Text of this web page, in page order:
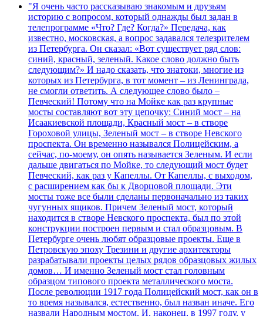
"Я очень часто рассказываю знакомым и друзьям
историю с вопросом, который однажды был задан в
телепрограмме «Что? Где? Когда?» Передача, как
известно, московская, а вопрос задавался телезрителем
из Петербурга. Он сказал: «Вот существует ряд слов:
синий, красный, зеленый. Какое слово должно быть
следующим?» И надо сказать, что знатоки, многие из
которых из Петербурга, в тот момент – из Ленинграда,
не смогли ответить. А следующее слово было –
Певческий! Потому что на Мойке как раз крупные
мосты составляют вот эту цепочку: Синий мост – на
Исаакиевской площади, Красный мост – в створе
Гороховой улицы, Зеленый мост – в створе Невского
проспекта. Он временно назывался Полицейским, а
сейчас, по-моему, он опять называется Зеленым. И если
дальше двигаться по Мойке, то следующий мост будет
Певческий, как раз у Капеллы. От Капеллы, с выходом,
с расширением как бы к Дворцовой площади. Эти
мосты тоже все были сделаны первоначально из таких
чугунных ящиков. Причем Зеленый мост, который
находится в створе Невского проспекта, был по этой
конструкции построен первым и стал образцовым. В
Петербурге очень любят образцовые проекты. Еще в
Петровскую эпоху Трезини и другие архитекторы
разрабатывали проекты целых рядов образцовых жилых
домов… И именно Зеленый мост стал головным
образцом типового проекта металлического моста.
После революции 1917 года Полицейский мост, как он в
то время назывался, естественно, был назван иначе. Его
назвали Народным мостом. И, наконец, в 1997 году, у